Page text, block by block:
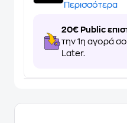
Περισσότερα
20€ Public
την 1η αγορά
Later.